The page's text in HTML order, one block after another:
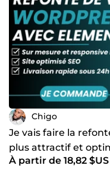
Chigo
Je vais faire la
plus attractif et
À partir de 18,82 $US